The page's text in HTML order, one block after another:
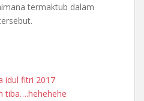
termaktub dalam
idul fitri 2017
tiba….hehehehe